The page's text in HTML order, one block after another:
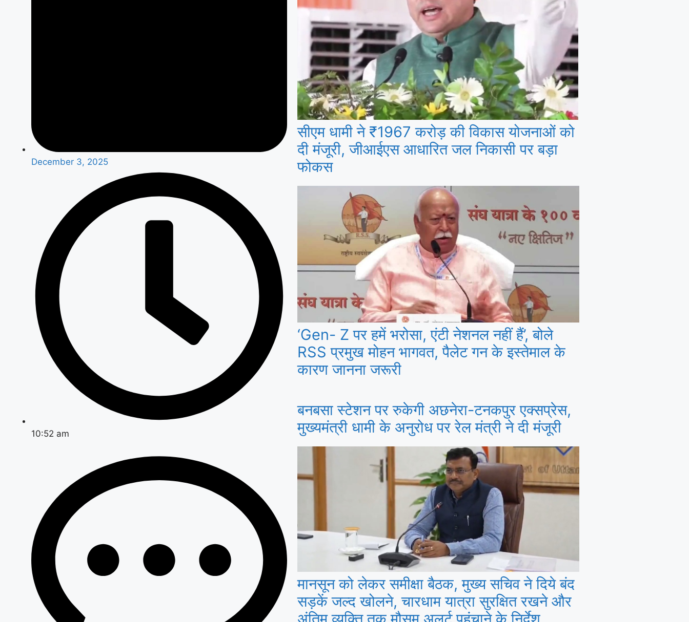
December 3, 2025
10:52 am
सीएम धामी ने ₹1967 करोड़ की विकास योजनाओं को
दी मंजूरी, जीआईएस आधारित जल निकासी पर बड़ा
फोकस
‘Gen- Z पर हमें भरोसा, एंटी नेशनल नहीं हैं’, बोले
RSS प्रमुख मोहन भागवत, पैलेट गन के इस्तेमाल के
कारण जानना जरूरी
बनबसा स्टेशन पर रुकेगी अछनेरा-टनकपुर एक्सप्रेस,
मुख्यमंत्री धामी के अनुरोध पर रेल मंत्री ने दी मंजूरी
मानसून को लेकर समीक्षा बैठक, मुख्य सचिव ने दिये बंद
सड़कें जल्द खोलने, चारधाम यात्रा सुरक्षित रखने और